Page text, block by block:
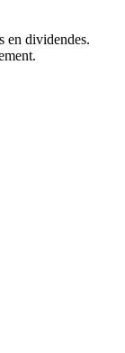
en dividendes.